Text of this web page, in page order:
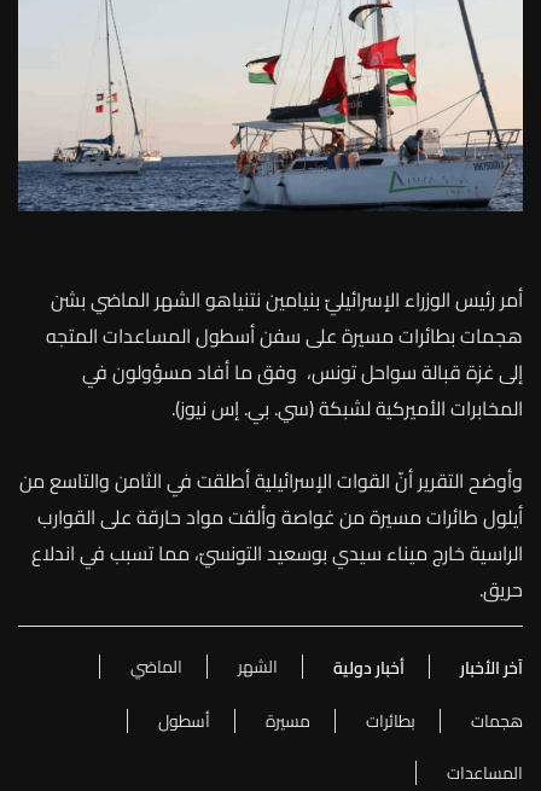
أمر رئيس الوزراء الإسرائيليّ بنيامين نتنياهو الشهر الماضي بشن
هجمات بطائرات مسيرة على سفن أسطول المساعدات المتجه
إلى غزة قبالة سواحل تونس، وفق ما أفاد مسؤولون في
المخابرات الأميركية لشبكة (سي. بي. إس نيوز).
وأوضح التقرير أنّ القوات الإسرائيلية أطلقت في الثامن والتاسع من
أيلول طائرات مسيرة من غواصة وألقت مواد حارقة على القوارب
الراسية خارج ميناء سيدي بوسعيد التونسيّ، مما تسبب فياندلاع
حريق.
آخر الأخبار أخبار دولية الشهر
الماضي
هجمات
بطائرات مسيرة
أسطول
المساعدات